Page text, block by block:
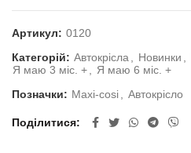
Артикул: 0120
Категорій: Автокрісла, Новинки ,
Я маю 3 міс. +, Я маю 6 міс. +
Позначки: Maxi-cosi, Автокрісло
Поділитися